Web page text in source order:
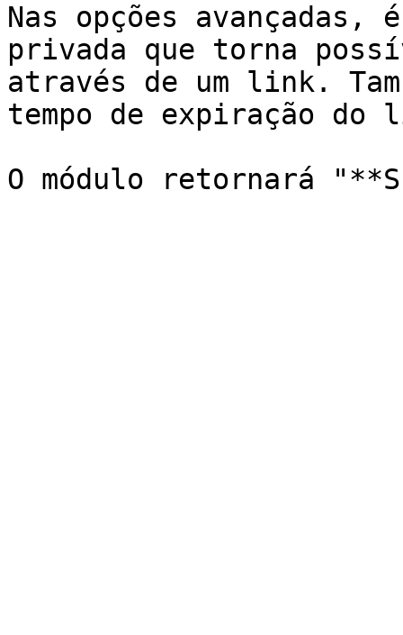
Nas opções
privada que torna
através de um link.
tempo de expiração do